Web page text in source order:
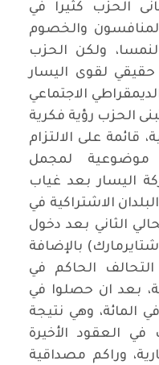
الحزب كثيرا في
والخصوم
ولكن الحزب
لقوى اليسار
الاجتماعي
الحزب رؤية فكرية
قائمة على الالتزام
موضوعية لمجمل
اليسار بعد غياب
الاشتراكية في
الثاني بعد دخول
بالإضافة
الحاكم في
بعد ان حصلوا في
انتخابات عام 2021، على 29 في المائة، وهي نتيجة
العقود الأخيرة
وراكم مصداقية